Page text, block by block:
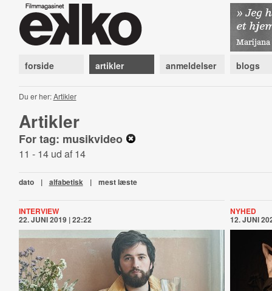
forside artikler anmeldelser blogs
Du er her:Artikler
Artikler
For tag: musikvideo
11 - 14 ud af 14
dato | alfabetisk | mest læste
INTERVIEW
22. JUNI 2019 | 22:22
NYHED
12. JUNI